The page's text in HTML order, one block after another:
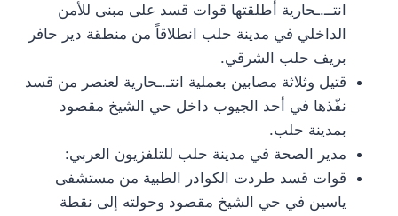
انتــ.ـحارية أطلقتها قوات قسد على مبنى للأمن
الداخلي في مدينة حلب انطلاقاً من منطقة دير حافر
بريف حلب الشرقي.
قتيل وثلاثة مصابين بعملية انتـ.ـحارية لعنصر من قسد
نفّذها في أحد الجيوب داخل حي الشيخ مقصود
بمدينة حلب.
مدير الصحة في مدينة حلب للتلفزيون العربي:
قوات قسد طردت الكوادر الطبية من مستشفى
ياسين في حي الشيخ مقصود وحولته إلى نقطة